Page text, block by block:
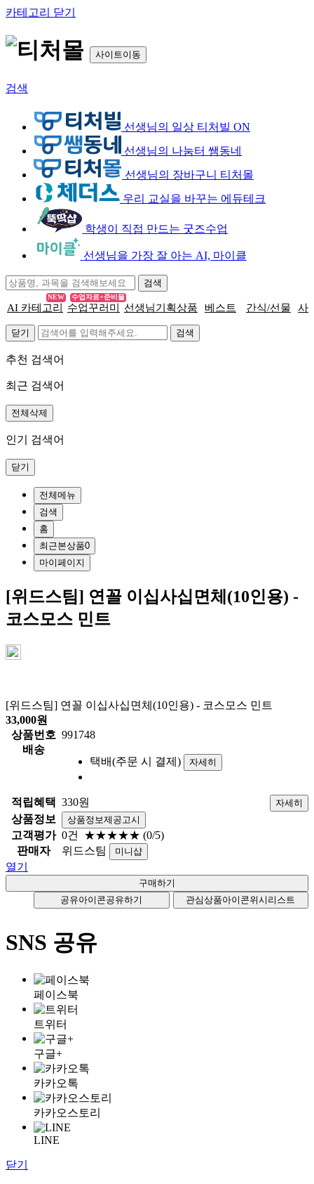
카테고리 닫기
사이트이동
검색
선생님의 일상 티처빌 ON
선생님의 나눔터 쌤동네
선생님의 장바구니 티처몰
우리 교실을 바꾸는 에듀테크
학생이 직접 만드는 굿즈수업
선생님을 가장 잘 아는 AI, 마이클
AI 카테고리
NEW
수업꾸러미
수업자료+준비물
선생님기획상품 베스트 간식/선물 사
닫기
추천 검색어
최근 검색어
전체삭제
인기 검색어
닫기
전체메뉴
검색
홈
최근본상품0
마이페이지
[위드스팀] 연꼴 이십사십면체(10인용) -
코스모스 민트
[위드스팀] 연꼴 이십사십면체(10인용) - 코스모스 민트
33,000원
상품번호 991748
배송
택배(주문 시 결제)
자세히
적립혜택 330원 자세히
상품정보 상품정보제공고시
고객평가 0건 ★★★★★ (0/5)
판매자
위드스팀 미니샵
열기
공유아이콘공유하기 관심상품아이콘위시리스트
SNS 공유
페이스북
트위터
구글+
카카오톡
카카오스토리
LINE
닫기